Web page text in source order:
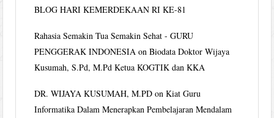
BLOG HARI KEMERDEKAAN RI KE-81
Rahasia Semakin Tua Semakin Sehat - GURU
PENGGERAK INDONESIA onBiodata Doktor Wijaya
Kusumah, S.Pd, M.Pd Ketua KOGTIK dan KKA
DR. WIJAYA KUSUMAH, M.PD onKiat Guru
Informatika Dalam Menerapkan Pembelajaran Mendalam